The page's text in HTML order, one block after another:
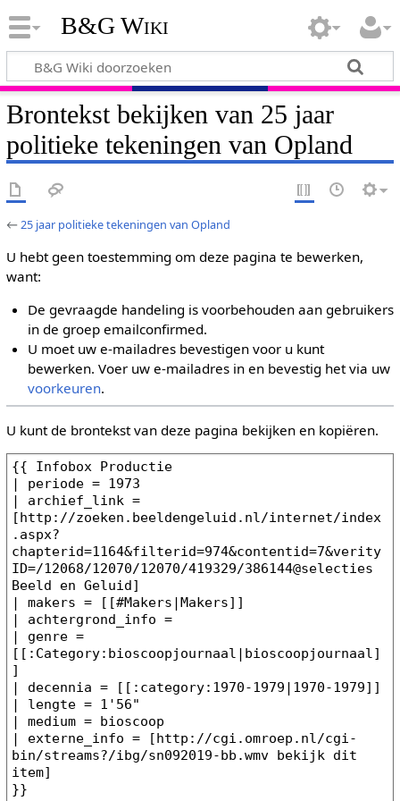
B&G Wiki
Brontekst bekijken van 25 jaar
politieke tekeningen van Opland
←25 jaar politieke tekeningen van Opland
U hebt geen toestemming om deze pagina te bewerken,
want:
De gevraagde handeling is voorbehouden aan gebruikers
in de groep emailconfirmed.
U moet uw e-mailadres bevestigen voor u kunt
bewerken. Voer uw e-mailadres in en bevestig het via uw
voorkeuren.
U kunt de brontekst van deze pagina bekijken en kopiëren.